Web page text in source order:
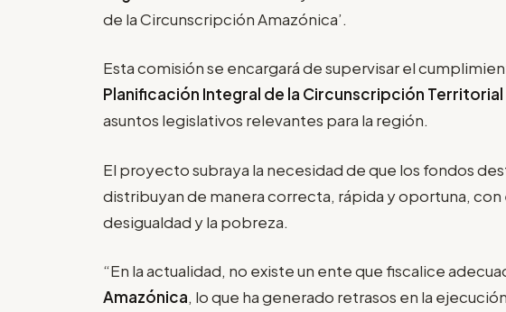
de la Circunscripción Amazónica’.
Esta comisión se encargará de supervisar el
Planificación Integral de la Circunscripción
asuntos legislativos relevantes para la región.
El proyecto subraya la necesidad de que los fondos
distribuyan de manera correcta, rápida y oportuna,
desigualdad y la pobreza.
“En la actualidad, no existe un ente que fiscalice
Amazónica, lo que ha generado retrasos en la